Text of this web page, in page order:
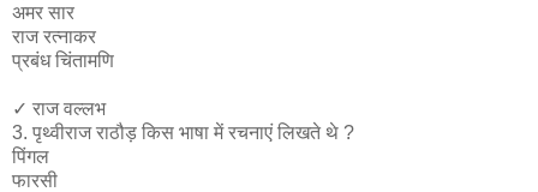
अमर सार
राज रत्नाकर
प्रबंध चिंतामणि
✓​ राज वल्लभ
3. पृथ्वीराज राठौड़ किस भाषा में रचनाएं लिखते थे ?
पिंगल
फारसी